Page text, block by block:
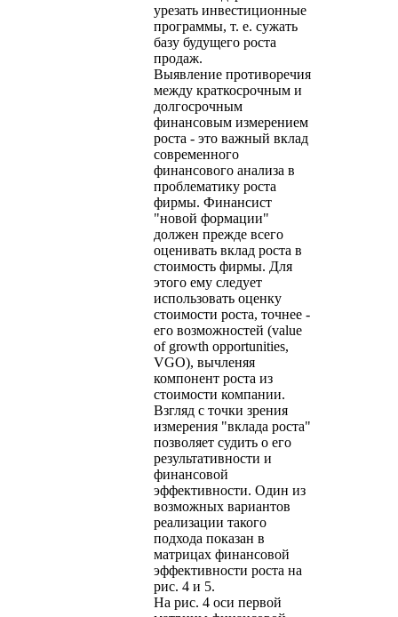
урезать инвестиционные
программы, т. е. сужать
базу будущего роста
продаж.
Выявление противоречия
между краткосрочным и
долгосрочным
финансовым измерением
роста - это важный вклад
современного
финансового анализа в
проблематику роста
фирмы. Финансист
"новой формации"
должен прежде всего
оценивать вклад роста в
стоимость фирмы. Для
этого ему следует
использовать оценку
стоимости роста, точнее -
его возможностей (value
of growth opportunities,
VGO), вычленяя
компонент роста из
стоимости компании.
Взгляд с точки зрения
измерения "вклада роста"
позволяет судить о его
результативности и
финансовой
эффективности. Один из
возможных вариантов
реализации такого
подхода показан в
матрицах финансовой
эффективности роста на
рис. 4 и 5.
На рис. 4 оси первой